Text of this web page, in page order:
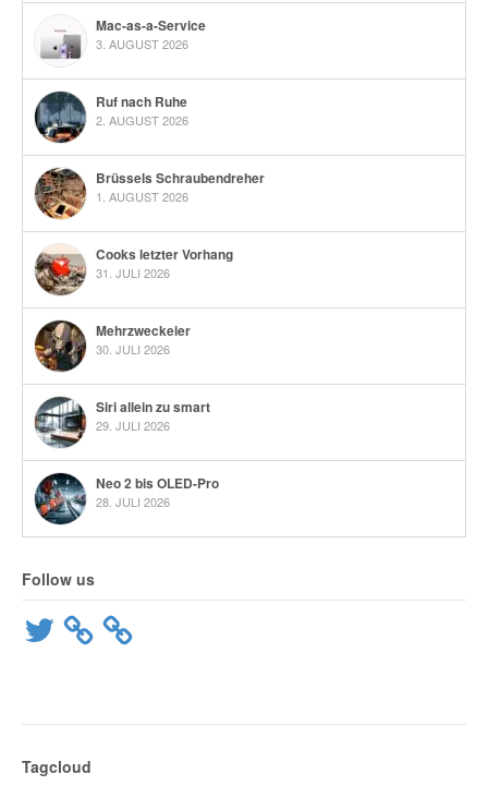
Mac-as-a-Service
3. AUGUST 2026
Ruf nach Ruhe
2. AUGUST 2026
Brüssels Schraubendreher
1. AUGUST 2026
Cooks letzter Vorhang
31. JULI 2026
Mehrzweckeier
30. JULI 2026
Siri allein zu smart
29. JULI 2026
Neo 2 bis OLED-Pro
28. JULI 2026
Follow us
Twitter
Tagcloud